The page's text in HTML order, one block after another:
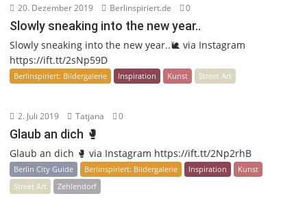
20. Dezember 2019 Berlinspiriert.de 0
Slowly sneaking into the new year..
Slowly sneaking into the new year..🐌 via Instagram
https://ift.tt/2sNp59D
Berlinspiriert: Bildergalerie Inspiration Kunst Street Art
2. Juli 2019 Tatjana 0
Glaub an dich 🥊
Glaub an dich 🥊 via Instagram https://ift.tt/2Np2rhB
Berlin City Guide Berlinspiriert: Bildergalerie Inspiration
Kunst
Street Art
Zehlendorf